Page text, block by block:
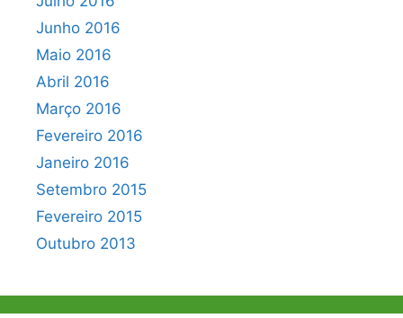
Junho 2016
Maio 2016
Abril 2016
Março 2016
Fevereiro 2016
Janeiro 2016
Setembro 2015
Fevereiro 2015
Outubro 2013